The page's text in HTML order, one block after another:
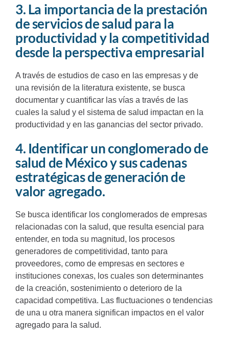
3. La importancia de la prestación
de servicios de salud para la
productividad y la competitividad
desde la perspectiva empresarial
A través de estudios de caso en las empresas y de
una revisión de la literatura existente, se busca
documentar y cuantificar las vías a través de las
cuales la salud y el sistema de salud impactan en la
productividad y en las ganancias del sector privado.
4. Identificar un conglomerado de
salud de México y sus cadenas
estratégicas de generación de
valor agregado.
Se busca identificar los conglomerados de empresas
relacionadas con la salud, que resulta esencial para
entender, en toda su magnitud, los procesos
generadores de competitividad, tanto para
proveedores, como de empresas en sectores e
instituciones conexas, los cuales son determinantes
de la creación, sostenimiento o deterioro de la
capacidad competitiva. Las fluctuaciones o tendencias
de una u otra manera significan impactos en el valor
agregado para la salud.